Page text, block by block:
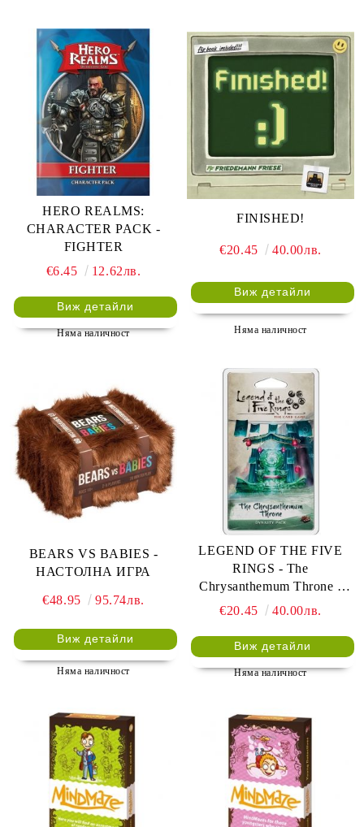
HERO REALMS:
CHARACTER PACK -
FIGHTER
€6.45
12.62лв.
Виж детайли
Няма наличност
FINISHED!
€20.45 40.00лв.
Виж детайли
Няма наличност
BEARS VS BABIES -
НАСТОЛНА ИГРА
€48.95 95.74лв.
Виж детайли
Няма наличност
LEGEND OF THE FIVE
RINGS - The
Chrysanthemum Throne -
Dynasty Pack 4, Cycle 1
€20.45 40.00лв.
Виж детайли
Няма наличност